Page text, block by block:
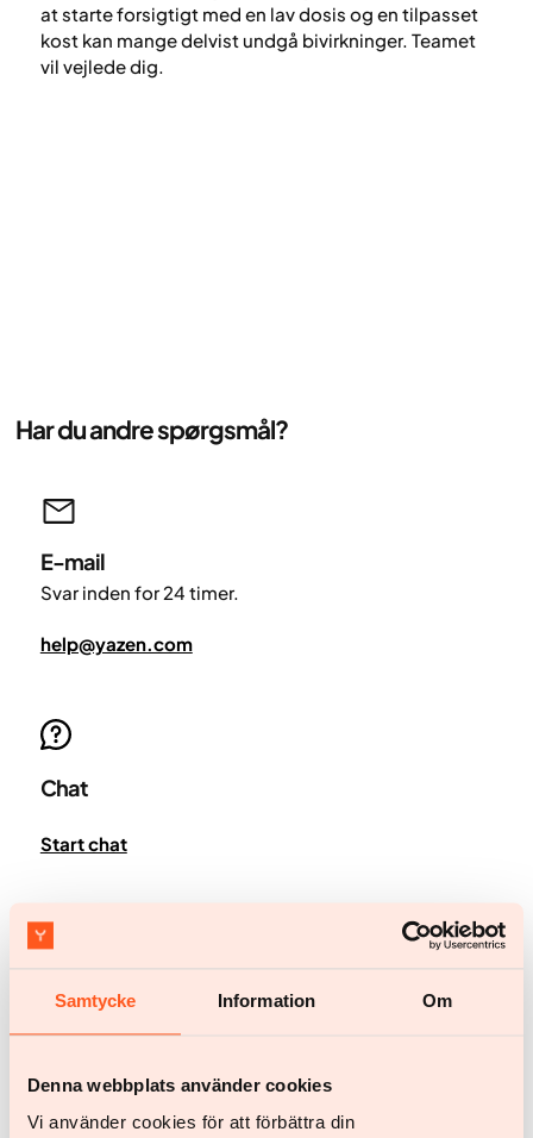
Samtycke Information Om
Denna webbplats använder cookies
Vi använder cookies för att förbättra din
at starte forsigtigt med en lav dosis og en tilpasset
kost kan mange delvist undgå bivirkninger. Teamet
vil vejlede dig.
Har du andre spørgsmål?
E-mail
Svar inden for 24 timer.
help@yazen.com
Chat
Start chat
Har du spørgsmål?